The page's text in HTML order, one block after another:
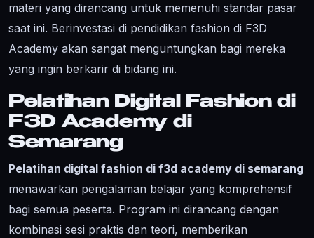
materi yang dirancang untuk memenuhi standar pasar
saat ini. Berinvestasi di pendidikan fashion di F3D
Academy akan sangat menguntungkan bagi mereka
yang ingin berkarir di bidang ini.
Pelatihan Digital Fashion di
F3D Academy di
Semarang
Pelatihan digital fashion di f3d academy di semarang
menawarkan pengalaman belajar yang komprehensif
bagi semua peserta. Program ini dirancang dengan
kombinasi sesi praktis dan teori, memberikan